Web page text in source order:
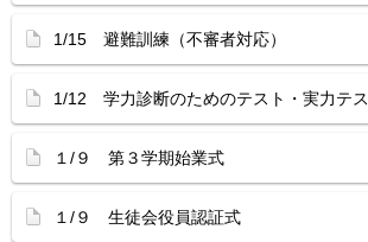
1/15 避難訓練（不審者対応）
1/12 学力診断のためのテスト・実力テ
１/９ 第３学期始業式
１/９ 生徒会役員認証式